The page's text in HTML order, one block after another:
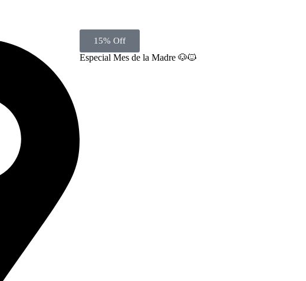
15% Off
Especial Mes de la Madre 🐶🐱